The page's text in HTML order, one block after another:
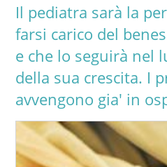
Il pediatra sarà la
farsi carico del
e che lo seguirà nel
della sua crescita. I
avvengono gia' in